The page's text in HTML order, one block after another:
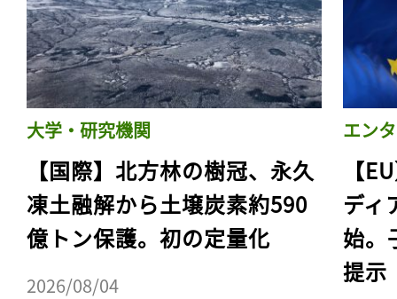
大学・研究機関
【国際】北方林の樹冠、永久
凍土融解から土壌炭素約590
億トン保護。初の定量化
2026/08/04
エン
【
ディ
始。
提示